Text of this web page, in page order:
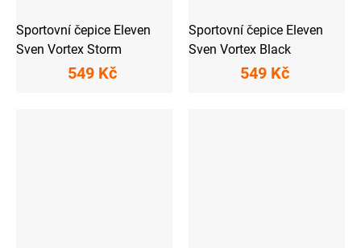
Sportovní čepice Eleven
Sven Vortex Storm
549 Kč
Sportovní čepice Eleven
Sven Vortex Black
549 Kč